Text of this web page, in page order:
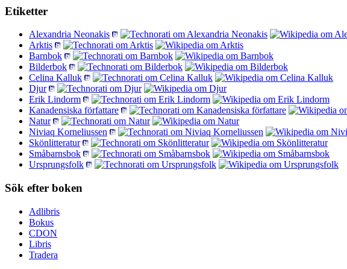
Etiketter
Alexandria Neonakis
Arktis
Barnbok
Bilderbok
Celina Kalluk
Djur
Erik Lindorm
Kanadensiska författare
Natur
Niviaq Korneliussen
Skönlitteratur
Småbarnsbok
Ursprungsfolk
Sök efter boken
Adlibris
Bokus
CDON
Libris
Tradera